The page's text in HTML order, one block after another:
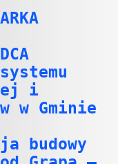
i
w Gminie
budowy